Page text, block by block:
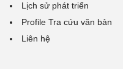
Lịch sử phát triển
Profile Tra cứu văn bản
Liên hệ